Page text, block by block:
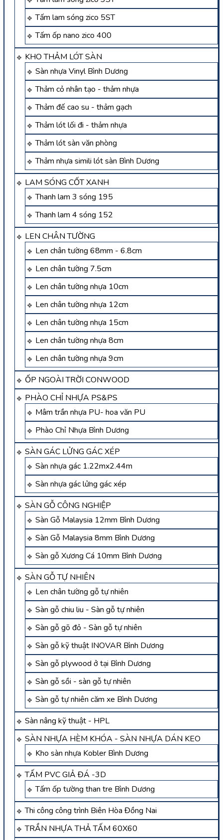
Tấm lam sóng zico 5ST
Tấm ốp nano zico 400
KHO THẢM LÓT SÀN
Sàn nhựa Vinyl Bình Dương
Thảm cỏ nhân tạo - thảm nhựa
Thảm đế cao su - thảm gạch
Thảm lót lối đi - thảm nhựa
Thảm lót sàn văn phòng
Thảm nhựa simili lót sàn Bình Dương
LAM SÓNG CỐT XANH
Thanh lam 3 sóng 195
Thanh lam 4 sóng 152
LEN CHÂN TƯỜNG
Len chân tường 68mm - 6.8cm
Len chân tường 7.5cm
Len chân tường nhựa 10cm
Len chân tường nhựa 12cm
Len chân tường nhựa 15cm
Len chân tường nhựa 8cm
Len chân tường nhựa 9cm
ỐP NGOÀI TRỜI CONWOOD
PHÀO CHỈ NHỰA PS&PS
Mâm trần nhựa PU- hoa văn PU
Phào Chỉ Nhựa Bình Dương
SÀN GÁC LỬNG GÁC XÉP
Sàn nhựa gác 1.22mx2.44m
Sàn nhựa gác lửng gác xép
SÀN GỖ CÔNG NGHIỆP
Sàn Gỗ Malaysia 12mm Bình Dương
Sàn Gỗ Malaysia 8mm Bình Dương
Sàn gỗ Xương Cá 10mm Bình Dương
SÀN GỖ TỰ NHIÊN
Len chân tường gỗ tự nhiên
Sàn gỗ chiu liu - Sàn gỗ tự nhiên
Sàn gỗ gõ đỏ - Sàn gỗ tự nhiên
Sàn gỗ kỹ thuật INOVAR Bình Dương
Sàn gỗ plywood ở tại Bình Dương
Sàn gỗ sồi - sàn gỗ tự nhiên
Sàn gỗ tự nhiên căm xe Bình Dương
Sàn nâng kỹ thuật - HPL
SÀN NHỰA HÈM KHÓA - SÀN NHỰA DÁN KEO
Kho sàn nhựa Kobler Bình Dương
TẤM PVC GIẢ ĐÁ -3D
Tấm ốp tường than tre Bình Dương
Thi công công trình Biên Hòa Đồng Nai
TRẦN NHỰA THẢ TẤM 60X60